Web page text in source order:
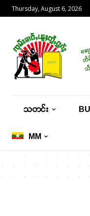
Thursday, August 6, 2026
သတင်း
MM